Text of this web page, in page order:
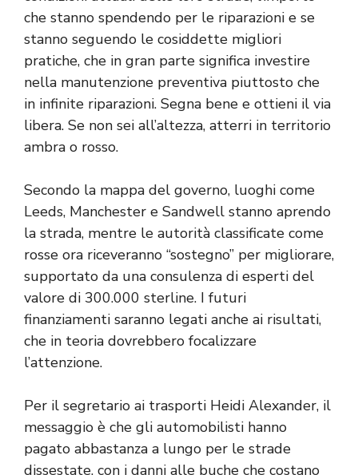
che stanno spendendo per le riparazioni e se
stanno seguendo le cosiddette migliori
pratiche, che in gran parte significa investire
nella manutenzione preventiva piuttosto che
in infinite riparazioni. Segna bene e ottieni il via
libera. Se non sei all’altezza, atterri in territorio
ambra o rosso.
Secondo la mappa del governo, luoghi come
Leeds, Manchester e Sandwell stanno aprendo
la strada, mentre le autorità classificate come
rosse ora riceveranno “sostegno” per migliorare,
supportato da una consulenza di esperti del
valore di 300.000 sterline. I futuri
finanziamenti saranno legati anche ai risultati,
che in teoria dovrebbero focalizzare
l’attenzione.
Per il segretario ai trasporti Heidi Alexander, il
messaggio è che gli automobilisti hanno
pagato abbastanza a lungo per le strade
dissestate, con i danni alle buche che costano